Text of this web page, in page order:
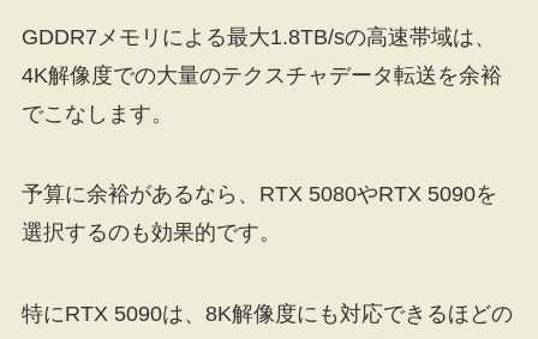
GDDR7メモリによる最大1.8TB/sの高速帯域は、
4K解像度での大量のテクスチャデータ転送を余裕
でこなします。
予算に余裕があるなら、RTX 5080やRTX 5090を
選択するのも効果的です。
特にRTX 5090は、8K解像度にも対応できるほどの